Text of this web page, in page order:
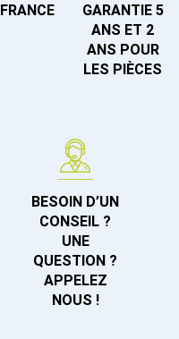
FRANCE
GARANTIE 5
ANS ET 2
ANS POUR
LES PIÈCES
BESOIN D’UN
CONSEIL ?
UNE
QUESTION ?
APPELEZ
NOUS !